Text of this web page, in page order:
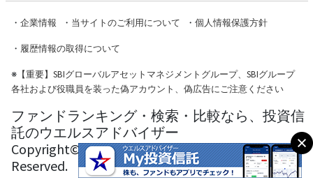
・ 企業情報 ・ 当サイトのご利用について ・ 個人情報保護方針
・ 履歴情報の取得について
※【重要】SBIグローバルアセットマネジメントグループ、SBIグループ
各社および役職員を装った偽アカウント、偽広告にご注意ください
ファンドランキング・検索・比較なら、投資信
託のウエルスアドバイザー
Copyright© Wealth Advisor Co., Ltd. All Rights
Reserved.